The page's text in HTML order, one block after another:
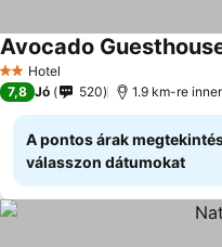
2 Kategória
Hotel
Avocado
7,8 Jó 520 1.9 km-re
A pontos árak
válasszon dátumokat